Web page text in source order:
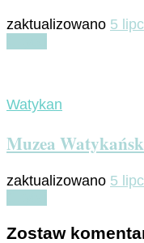
zaktualizowano 5
Watykan
Muzea
zaktualizowano 5
Zostaw